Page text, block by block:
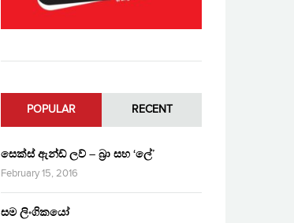
POPULAR RECENT
සෙක්ස් ඇන්ඩ් ලව් – බ්‍රා සහ ‘ලේ’
February 15, 2016
සම ලිංගිකයෝ